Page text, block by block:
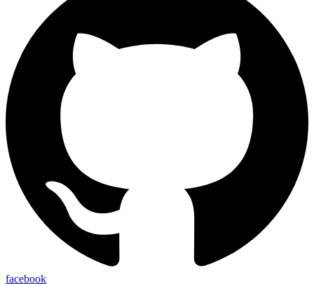
facebook